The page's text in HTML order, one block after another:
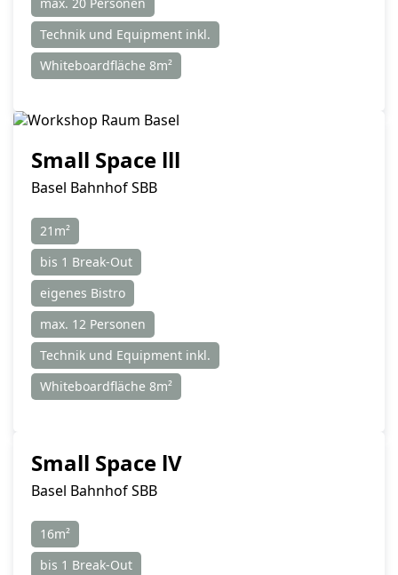
Technik und Equipment inkl.
Whiteboardfläche 8m²
Small Space lll
Basel Bahnhof SBB
21m²
bis 1 Break-Out
eigenes Bistro
max. 12 Personen
Technik und Equipment inkl.
Whiteboardfläche 8m²
Small Space lV
Basel Bahnhof SBB
16m²
bis 1 Break-Out